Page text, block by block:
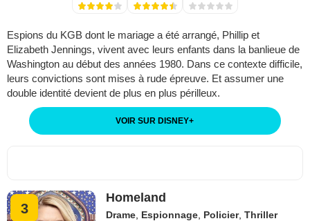
Espions du KGB dont le mariage a été arrangé, Phillip et
Elizabeth Jennings, vivent avec leurs enfants dans la banlieue de
Washington au début des années 1980. Dans ce contexte difficile,
leurs convictions sont mises à rude épreuve. Et assumer une
double identité devient de plus en plus périlleux.
VOIR SUR DISNEY+
3
Homeland
Drame Espionnage Policier,Thriller